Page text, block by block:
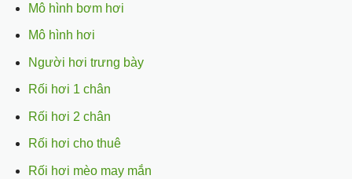
Mô hình bơm hơi
Mô hình hơi
Người hơi trưng bày
Rối hơi 1 chân
Rối hơi 2 chân
Rối hơi cho thuê
Rối hơi mèo may mắn